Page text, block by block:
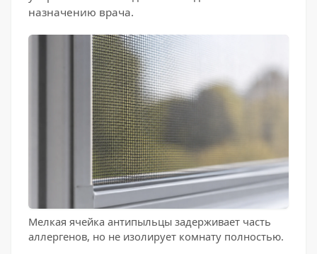
назначению врача.
Мелкая ячейка антипыльцы задерживает часть
аллергенов, но не изолирует комнату полностью.